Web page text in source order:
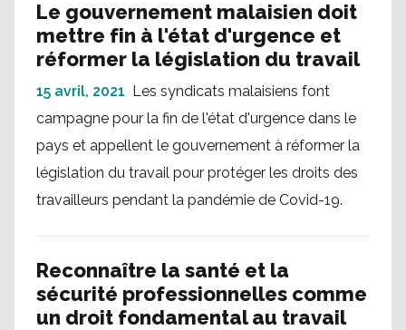
Le gouvernement malaisien doit
mettre fin à l'état d'urgence et
réformer la législation du travail
15 avril, 2021 Les syndicats malaisiens font
campagne pour la fin de l'état d'urgence dans le
pays et appellent le gouvernement à réformer la
législation du travail pour protéger les droits des
travailleurs pendant la pandémie de Covid-19.
Reconnaître la santé et la
sécurité professionnelles comme
un droit fondamental au travail